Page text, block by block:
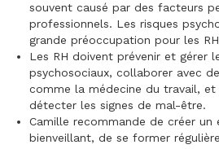
souvent causé par des facteurs
professionnels. Les risques
grande préoccupation pour les
Les RH doivent prévenir et gérer
psychosociaux, collaborer avec
comme la médecine du travail, et
détecter les signes de mal-être.
Camille recommande de créer un
bienveillant, de se former